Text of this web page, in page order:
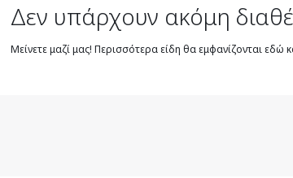
Δεν υπάρχουν ακόμη
Μείνετε μαζί μας! Περισσότερα είδη θα εμφανίζονται